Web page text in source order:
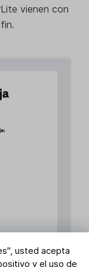
usted acepta
y el uso de
vienen con
en blanco y